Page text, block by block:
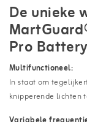
De unieke
Pro
Multifunctioneel:
In staat om
knipperende lichten